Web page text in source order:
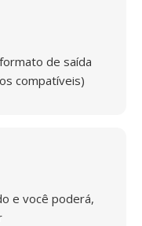
de saída
compatíveis)
e você poderá,